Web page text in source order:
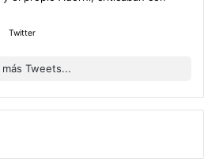
Twitter
más Tweets...